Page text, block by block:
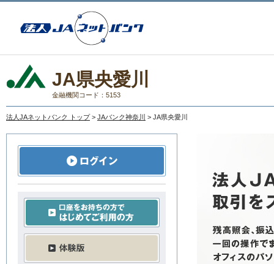
JA県央愛川
金融機関コード：5153
法人JAネットバンク トップ > JAバンク神奈川 > JA県央愛川